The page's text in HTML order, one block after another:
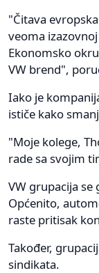
"Čitava
veoma
Ekonomsko
VW brend",
Iako je
ističe kako
"Moje kolege,
rade sa svojim
VW grupacija
Općenito,
raste pritisak
Također,
sindikata.